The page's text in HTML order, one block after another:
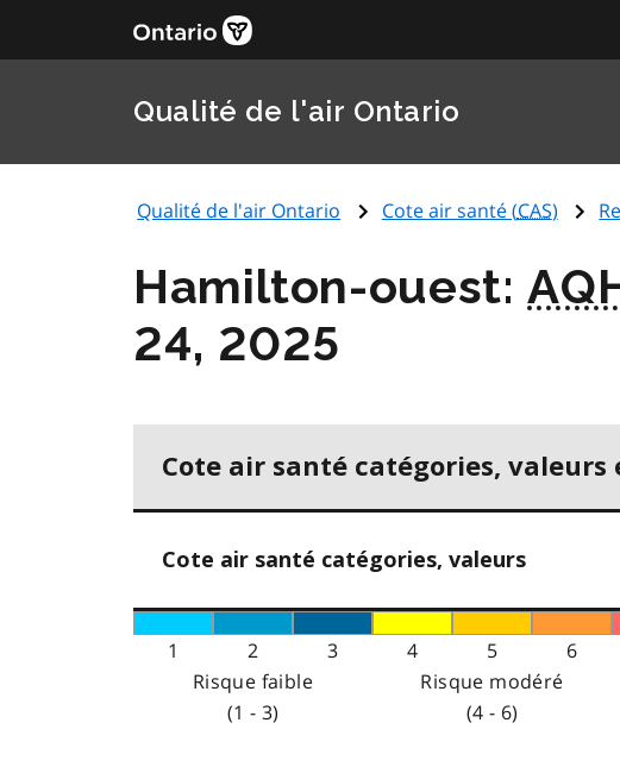
Qualité de l'air Ontario
Qualité de l'air Ontario Cote air santé (CAS)
Hamilton-ouest:
24, 2025
Cote air santé catégories, valeurs
Cote air santé catégories, valeurs
1 2 3 4 5 6
Risque faible
(1 - 3)
Risque modéré
(4 - 6)